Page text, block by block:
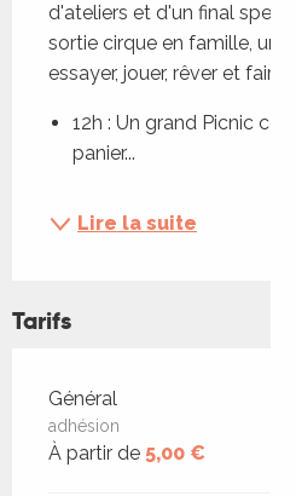
d'ateliers et d'un final
sortie cirque en famille, un
essayer, jouer, rêver et faire
12h : Un grand Picnic
panier...
Lire la suite
Tarifs
Tarifs 2026
Général
adhésion
À partir de 5,00 €